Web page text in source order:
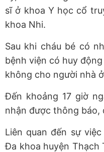
sĩ ở khoa Y học cổ
khoa Nhi.
Sau khi cháu bé có
bệnh viện có huy
không cho người nhà
Đến khoảng 17 giờ
nhận được thông báo,
Liên quan đến sự
Đa khoa huyện Thạch